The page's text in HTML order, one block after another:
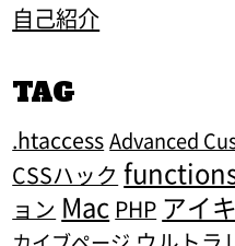
自己紹介
TAG
.htaccess Advanced
CSSハック
ョン Mac PHP アイ